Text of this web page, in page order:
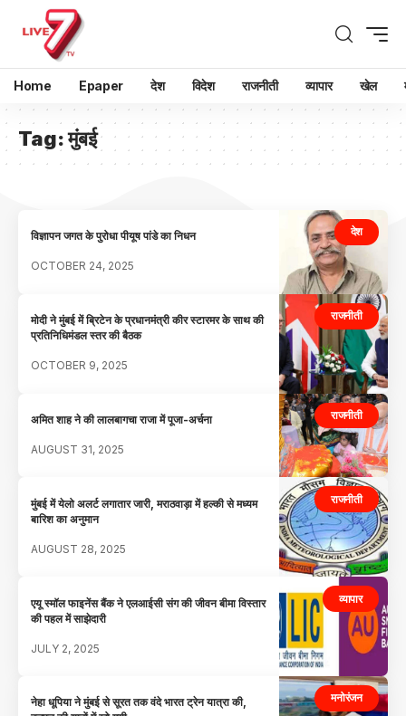
Home Epaper देश विदेश राजनीती व्यापार खेल
Tag:मुंबई
देश
विज्ञापन जगत के पुरोधा पीयूष पांडे का निधन
OCTOBER 24, 2025
राजनीती
मोदी ने मुंबई में ब्रिटेन के प्रधानमंत्री कीर स्टारमर के साथ की
प्रतिनिधिमंडल स्तर की बैठक
OCTOBER 9, 2025
राजनीती
अमित शाह ने की लालबागचा राजा में पूजा-अर्चना
AUGUST 31, 2025
राजनीती
मुंबई में येलो अलर्ट लगातार जारी, मराठवाड़ा में हल्की से मध्यम
बारिश का अनुमान
AUGUST 28, 2025
व्यापार
एयू स्मॉल फाइनेंस बैंक ने एलआईसी संग की जीवन बीमा विस्तार
की पहल में साझेदारी
JULY 2, 2025
मनोरंजन
नेहा धूपिया ने मुंबई से सूरत तक वंदे भारत ट्रेन यात्रा की,